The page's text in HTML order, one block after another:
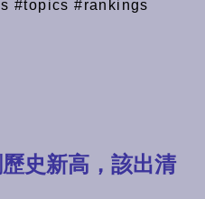
#topics #rankings
史新高，該出清